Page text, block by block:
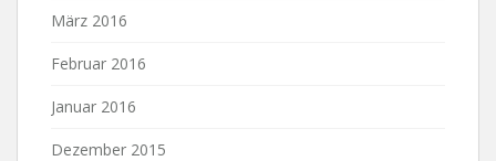
März 2016
Februar 2016
Januar 2016
Dezember 2015